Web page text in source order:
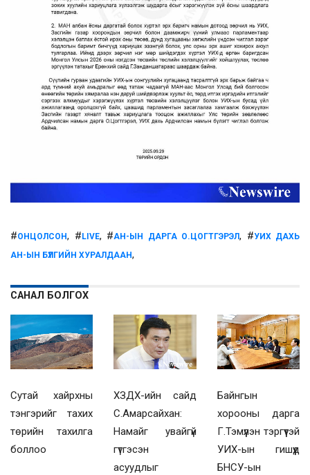
#ОНЦОЛСОН, # LIVE, #АН-ЫН ДАРГА О.ЦОГТГЭРЭЛ, #УИХ ДАХЬ
АН-ЫН БҮЛГИЙН ХУРАЛДААН,
САНАЛ БОЛГОХ
Сутай хайрхны
тэнгэрийг тахих
төрийн тахилга
боллоо
ХЗДХ-ийн сайд
С.Амарсайхан:
Намайг увайгүй
гүтгэсэн
асуудлыг
Байнгын
хорооны дарга
Г.Тэмүүлэн тэргүүтэй
УИХ-ын гишүүд
БНСУ-ын